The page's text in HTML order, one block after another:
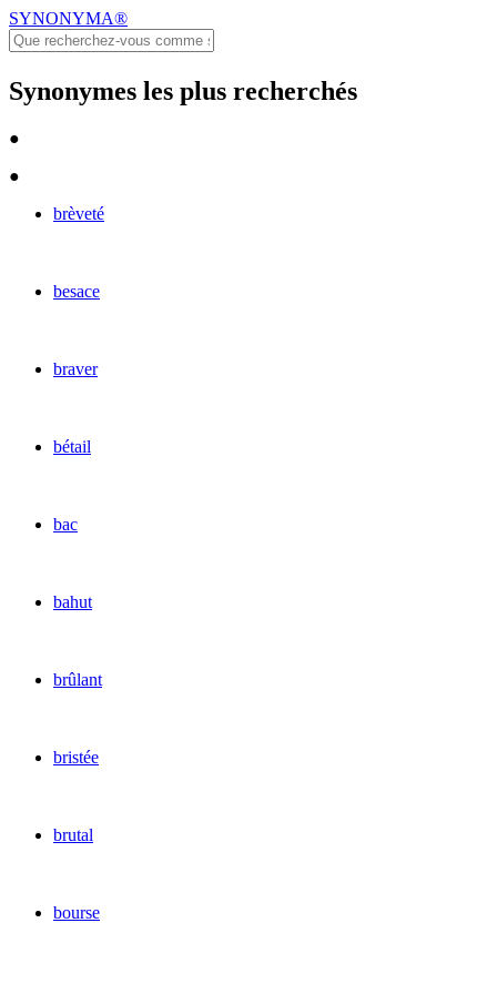
SYNONYMA®
Synonymes les plus recherchés
●
●
brèveté
besace
braver
bétail
bac
bahut
brûlant
bristée
brutal
bourse